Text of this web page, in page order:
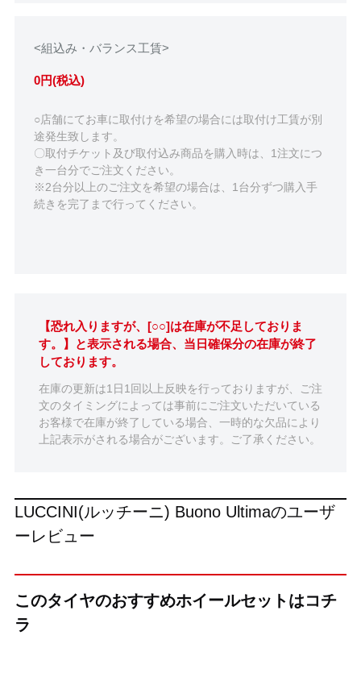
<組込み・バランス工賃>
0円(税込)
○店舗にてお車に取付けを希望の場合には取付け工賃が別
途発生致します。
〇取付チケット及び取付込み商品を購入時は、1注文につ
き一台分でご注文ください。
※2台分以上のご注文を希望の場合は、1台分ずつ購入手
続きを完了まで行ってください。
【恐れ入りますが、[○○]は在庫が不足しておりま
す。】と表示される場合、当日確保分の在庫が終了
しております。
在庫の更新は1日1回以上反映を行っておりますが、ご注
文のタイミングによっては事前にご注文いただいている
お客様で在庫が終了している場合、一時的な欠品により
上記表示がされる場合がございます。ご了承ください。
LUCCINI(ルッチーニ) Buono Ultimaのユーザ
ーレビュー
このタイヤのおすすめホイールセットはコチ
ラ